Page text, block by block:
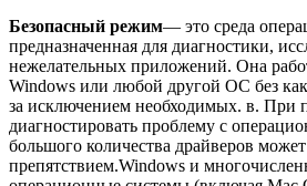
Безопасный режим— это среда
предназначенная для диагностики,
нежелательных приложений. Она
Windows или любой другой ОС без
за исключением необходимых. в. При
диагностировать проблему с
большого количества драйверов может
препятствием.Windows и